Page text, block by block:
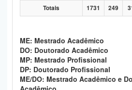
Totais 1731 249
ME: Mestrado Acadêmico
DO: Doutorado Acadêmico
MP: Mestrado Profissional
DP: Doutorado Profissional
ME/DO: Mestrado Acadêmico e